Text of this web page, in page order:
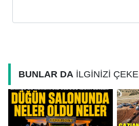
BUNLAR DA İLGİNİZİ